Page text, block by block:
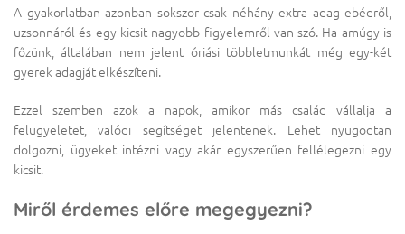
A gyakorlatban azonban sokszor csak néhány extra adag ebédről,
uzsonnáról és egy kicsit nagyobb figyelemről van szó. Ha amúgy is
főzünk, általában nem jelent óriási többletmunkát még egy-két
gyerek adagját elkészíteni.
Ezzel szemben azok a napok, amikor más család vállalja a
felügyeletet, valódi segítséget jelentenek. Lehet nyugodtan
dolgozni, ügyeket intézni vagy akár egyszerűen fellélegezni egy
kicsit.
Miről érdemes előre megegyezni?